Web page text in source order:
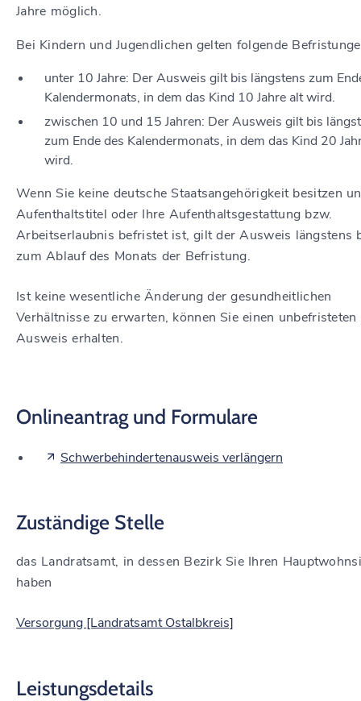
Jahre möglich.
Bei Kindern und Jugendlichen gelten folgende
unter 10 Jahre: Der Ausweis gilt bis längstens zum
Kalendermonats, in dem das Kind 10 Jahre alt wird.
zwischen 10 und 15 Jahren: Der Ausweis gilt bis
zum Ende des Kalendermonats, in dem das Kind 20
wird.
Wenn Sie keine deutsche Staatsangehörigkeit besitzen
Aufenthaltstitel oder Ihre Aufenthaltsgestattung bzw.
Arbeitserlaubnis befristet ist, gilt der Ausweis längstens
zum Ablauf des Monats der Befristung.
Ist keine wesentliche Änderung der gesundheitlichen
Verhältnisse zu erwarten, können Sie einen unbefristeten
Ausweis erhalten.
Onlineantrag und Formulare
Schwerbehindertenausweis verlängern
Zuständige Stelle
das Landratsamt, in dessen Bezirk Sie Ihren
haben
Versorgung [Landratsamt Ostalbkreis]
Leistungsdetails